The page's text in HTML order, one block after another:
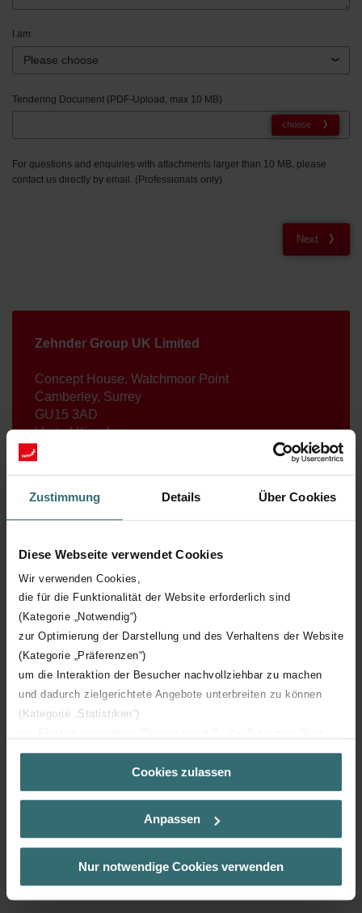
Zustimmung Details Über Cookies
Diese Webseite verwendet Cookies
Wir verwenden Cookies,
die für die Funktionalität der Website erforderlich sind
(Kategorie „Notwendig“)
zur Optimierung der Darstellung und des Verhaltens der Website
(Kategorie „Präferenzen“)
um die Interaktion der Besucher nachvollziehbar zu machen
und dadurch zielgerichtete Angebote unterbreiten zu können
(Kategorie „Statistiken“)
(Kategorie „Marketing“)
Über „Details zeigen“ bzw. die Datenschutzerklärung erhalten
Sie weitere Informationen. Durch die Auswahl der Kategorie
der Auswahl von „Statistiken“ willigen Sie ein, dass wir Ihren
Besuchsverlauf auf unserer Website verwenden, um Ihnen die
bestmögliche Nutzererfahrung zu ermöglichen und Ihnen
Cookies zulassen
Anpassen
Nur notwendige Cookies verwenden
Zehnder Group UK Limited
Concept House, Watchmoor Point
Camberley, Surrey
GU15 3AD
United Kingdom
+44 (0) 1276 605 800
orders@zehnder.co.uk
Please choose
I am
choose
Tendering Document (PDF-Upload, max 10 MB)
For questions and enquiries with attachments larger than 10 MB, please
contact us directly by email. (Professionals only)
Next